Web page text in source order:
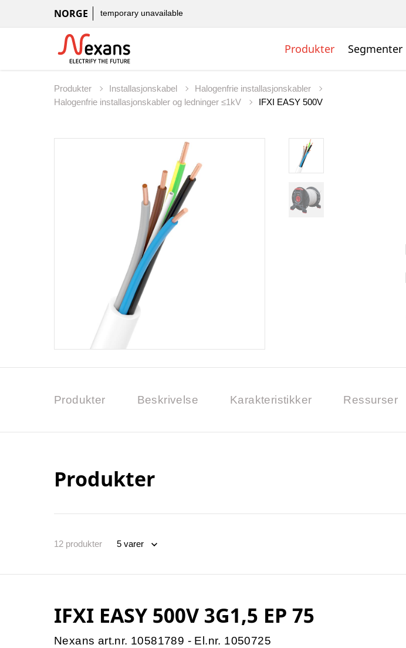
NORGE temporary unavailable
Produkter Segmenter
Produkter Installasjonskabel
Halogenfrie installasjonskabler
Halogenfrie installasjonskabler og ledninger ≤1kV
Produkter Beskrivelse Karakteristikker Ressurser
Produkter
12 produkter
IFXI EASY 500V 3G1,5 EP 75
Nexans art.nr. 10581789 - El.nr. 1050725